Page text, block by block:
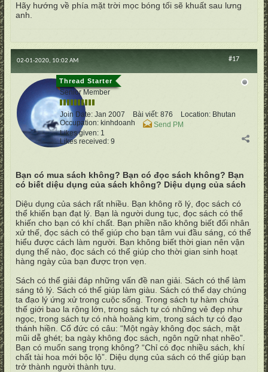
Hãy hướng về phía mặt trời mọc bóng tối sẽ khuất sau lưng
anh.
#17
02-01-2020, 10:02 AM
vertumnus
Senior Member
Join Date: Jan 2007 Bài viết: 876 Location: Bhutan
Occupation: kinhdoanh
Send PM
Likes given: 1
Likes received: 9
Bạn có mua sách không? Bạn có đọc sách không? Bạn
có biết diệu dụng của sách không? Diệu dụng của sách
Diệu dụng của sách rất nhiều. Bạn không rõ lý, đọc sách có
thể khiến bạn đạt lý. Bạn là người dung tục, đọc sách có thể
khiến cho bạn có khí chất. Bạn phiền não không biết đối nhân
xử thế, đọc sách có thể giúp cho bạn tâm vui đầu sáng, có thể
hiểu được cách làm người. Bạn không biết thời gian nên vận
dụng thế nào, đọc sách có thể giúp cho thời gian sinh hoạt
hàng ngày của bạn được trọn vẹn.
Sách có thể giải đáp những vấn đề nan giải. Sách có thể làm
sáng tỏ lý. Sách có thể giúp làm giàu. Sách có thể dạy chúng
ta đạo lý ứng xử trong cuộc sống. Trong sách tự hàm chứa
thế giới bao la rộng lớn, trong sách tự có những vẻ đẹp như
ngọc, trong sách tự có nhà hoàng kim, trong sách tự có đạo
thánh hiền. Cổ đức có câu: “Một ngày không đọc sách, mặt
mũi dễ ghét; ba ngày không đọc sách, ngôn ngữ nhạt nhẽo”.
Bạn có muốn sang trọng không? “Chỉ có đọc nhiều sách, khí
chất tài hoa mới bộc lộ”. Diệu dụng của sách có thể giúp bạn
trở thành người thành tựu.